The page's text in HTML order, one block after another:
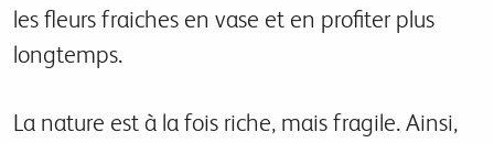
les fleurs fraiches en vase et en profiter plus
longtemps.
La nature est à la fois riche, mais fragile. Ainsi,